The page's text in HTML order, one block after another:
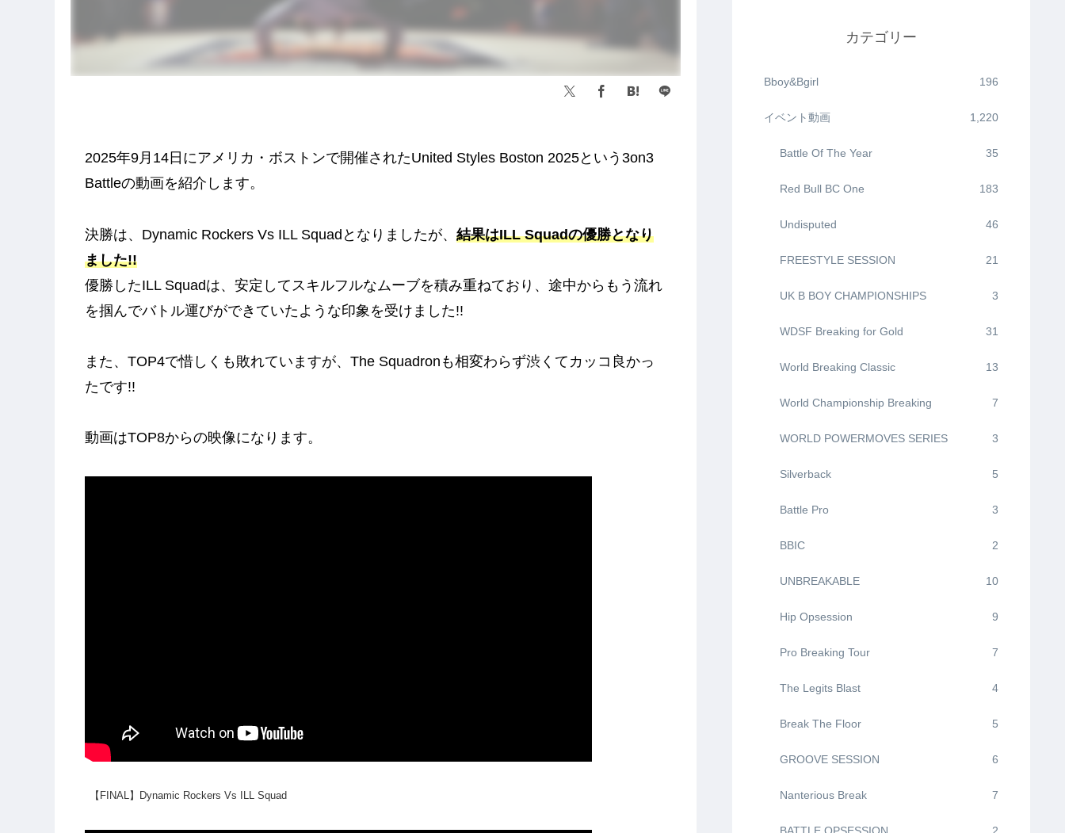
2025年9月14日にアメリカ・ボストンで開催されたUnited Styles Boston 2025という3on3
Battleの動画を紹介します。
決勝は、Dynamic Rockers Vs ILL Squadとなりましたが、 結果はILL Squadの優勝となり
ました!!
優勝したILL Squadは、安定してスキルフルなムーブを積み重ねており、途中からもう流れ
を掴んでバトル運びができていたような印象を受けました!!
また、TOP4で惜しくも敗れていますが、The Squadronも相変わらず渋くてカッコ良かっ
たです!!
動画はTOP8からの映像になります。
【FINAL】Dynamic Rockers Vs ILL Squad
カテゴリー
Bboy&Bgirl 196
イベント動画 1,220
Battle Of The Year 35
Red Bull BC One 183
Undisputed 46
FREESTYLE SESSION 21
UK B BOY CHAMPIONSHIPS 3
WDSF Breaking for Gold 31
World Breaking Classic 13
World Championship Breaking 7
WORLD POWERMOVES SERIES 3
Silverback 5
Battle Pro 3
BBIC 2
UNBREAKABLE 10
Hip Opsession 9
Pro Breaking Tour 7
The Legits Blast 4
Break The Floor 5
GROOVE SESSION 6
Nanterious Break 7